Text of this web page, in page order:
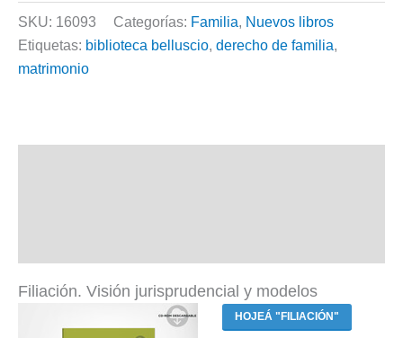
SKU: 16093 Categorías: Familia, Nuevos libros
Etiquetas: biblioteca belluscio, derecho de familia,
matrimonio
Filiación. Visión jurisprudencial y modelos
HOJEÁ "FILIACIÓN"